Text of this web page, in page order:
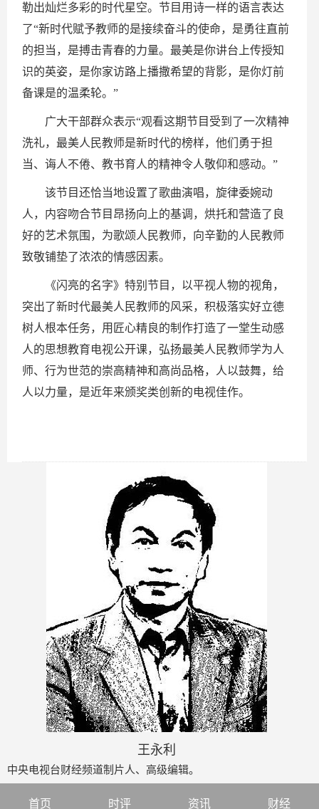
勒出灿烂多彩的时代星空。节目用诗一样的语言表达
了“新时代赋予教师的是接续奋斗的使命，是勇往直前
的担当，是搏击青春的力量。最美是你讲台上传授知
识的英姿，是你家访路上播撒希望的背影，是你灯前
备课是的温柔轮。”
广大干部群众表示“观看这期节目受到了一次精神
洗礼，最美人民教师是新时代的榜样，他们勇于担
当、诲人不倦、教书育人的精神令人敬仰和感动。”
该节目还恰当地设置了歌曲演唱，旋律委婉动
人，内容吻合节目昂扬向上的基调，烘托和营造了良
好的艺术氛围，为歌颂人民教师，向辛勤的人民教师
致敬铺垫了浓浓的情感因素。
《闪亮的名字》特别节目，以平视人物的视角，
突出了新时代最美人民教师的风采，积极落实好立德
树人根本任务，用匠心精良的制作打造了一堂生动感
人的思想教育电视公开课，弘扬最美人民教师学为人
师、行为世范的崇高精神和高尚品格，人以鼓舞，给
人以力量，是近年来颁奖类创新的电视佳作。
王永利
中央电视台财经频道制片人、高级编辑。
首页 时评 资讯 财经